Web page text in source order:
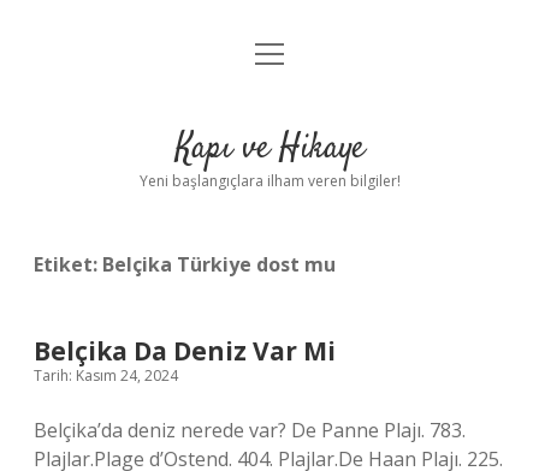
Anasayfa
Yasal Uyarı
menüyü
Kapı ve Hikaye
Yeni başlangıçlara ilham veren bilgiler!
Etiket: Belçika Türkiye dost mu
Belçika Da Deniz Var Mi
Tarih: Kasım 24, 2024
Belçika’da deniz nerede var? De Panne Plajı. 783.
Plajlar.Plage d’Ostend. 404. Plajlar.De Haan Plajı. 225.